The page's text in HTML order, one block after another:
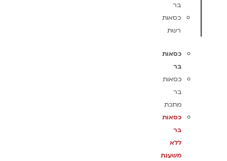
בר
כסאות
רשת
כסאות
בר
כסאות
בר
מתכת
כסאות
בר
ללא
משענת